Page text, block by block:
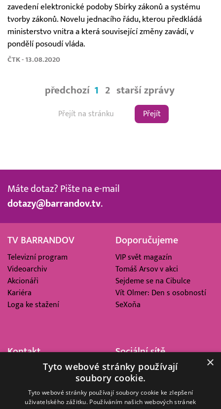
zavedení elektronické podoby Sbírky zákonů a systému
tvorby zákonů. Novelu jednacího řádu, kterou předkládá
ministerstvo vnitra a která související změny zavádí, v
pondělí posoudí vláda.
ČTK - 13.08.2020
předchozí 1 2 starší zprávy
Přejít
Máte dotaz? Pište na e-mail
dotazy@barrandov.tv.
TV BARRANDOV
Televizní program
Videoarchiv
Akcionáři
Kariéra
Loga ke stažení
Doporučujeme
VIP svět magazín
Tomáš Arsov v akci
Sejdeme se na Cibulce
Vít Olmer: Den s osobností
SeXoňa
Kontakt
Barrandov Televizní Studio,
Kříženeckého nám. 322
152 00 Praha 5
Sociální sítě
×
Tyto webové stránky používají
soubory cookie.
Tyto webové stránky používají soubory cookie ke zlepšení
uživatelského zážitku. Používáním našich webových stránek